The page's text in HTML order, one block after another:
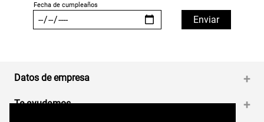
Datos de empresa +
Te ayudamos +